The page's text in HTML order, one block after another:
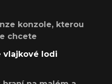
konzole, kterou
chcete
vlajkové lodi